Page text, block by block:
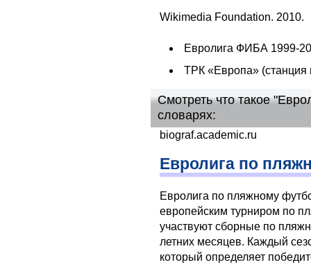
Wikimedia Foundation. 2010.
Евролига ФИБА 1999-
ТРК «Европа» (станция
Смотреть что такое
словарях:
biograf.academic.ru
Евролига по
Евролига по пляжному
европейским турниром по
участвуют сборные по
летних месяцев. Каждый
который определяет